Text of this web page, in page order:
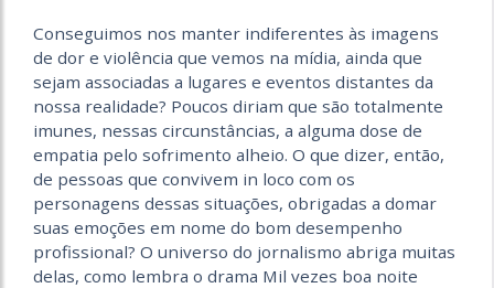
Conseguimos nos manter indiferentes às imagens
de dor e violência que vemos na mídia, ainda que
sejam associadas a lugares e eventos distantes da
nossa realidade? Poucos diriam que são totalmente
imunes, nessas circunstâncias, a alguma dose de
empatia pelo sofrimento alheio. O que dizer, então,
de pessoas que convivem in loco com os
personagens dessas situações, obrigadas a domar
suas emoções em nome do bom desempenho
profissional? O universo do jornalismo abriga muitas
delas, como lembra o drama Mil vezes boa noite